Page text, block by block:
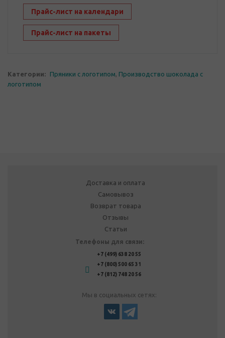
Прайс-лист на календари
Прайс-лист на пакеты
Категории: Пряники с логотипом, Производство шоколада с
логотипом
Доставка и оплата
Самовывоз
Возврат товара
Отзывы
Статьи
Телефоны для связи:
+7 (499) 638 20 55
+7 (800) 500 65 31
+7 (812) 748 20 56
Мы в социальных сетях: